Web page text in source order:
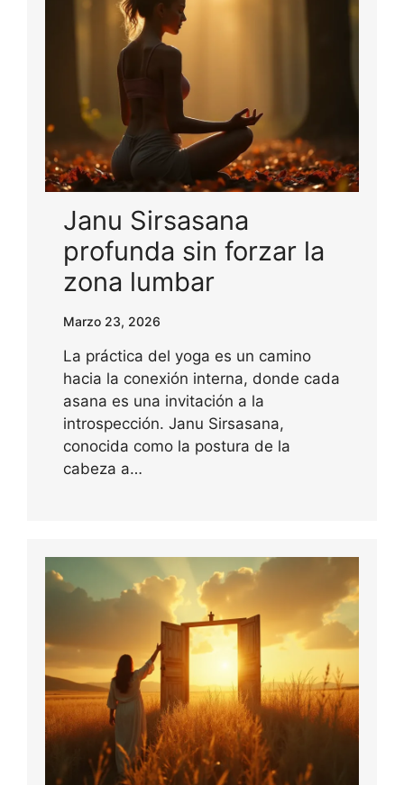
Janu Sirsasana
profunda sin forzar la
zona lumbar
Marzo 23, 2026
La práctica del yoga es un camino
hacia la conexión interna, donde cada
asana es una invitación a la
introspección. Janu Sirsasana,
conocida como la postura de la
cabeza a…